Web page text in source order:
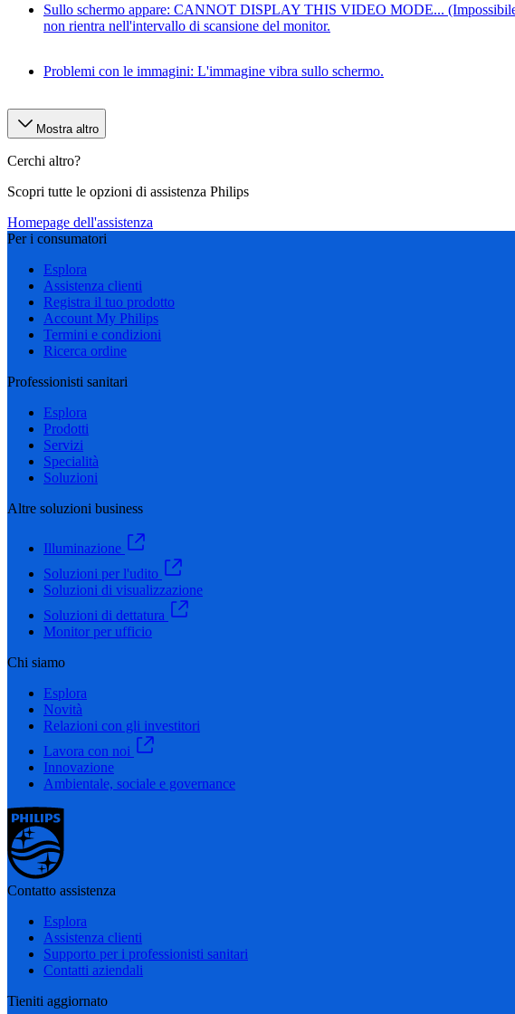
Sullo schermo appare: CANNOT DISPLAY THIS VIDEO MODE... (Impossibile
non rientra nell'intervallo di scansione del monitor.
Problemi con le immagini: L'immagine vibra sullo schermo.
Mostra altro
Cerchi altro?
Scopri tutte le opzioni di assistenza Philips
Homepage dell'assistenza
Per i consumatori
Esplora
Assistenza clienti
Registra il tuo prodotto
Account My Philips
Termini e condizioni
Ricerca ordine
Professionisti sanitari
Esplora
Prodotti
Servizi
Specialità
Soluzioni
Altre soluzioni business
Illuminazione
Soluzioni per l'udito
Soluzioni di visualizzazione
Soluzioni di dettatura
Monitor per ufficio
Chi siamo
Esplora
Novità
Relazioni con gli investitori
Lavora con noi
Innovazione
Ambientale, sociale e governance
Contatto assistenza
Esplora
Assistenza clienti
Supporto per i professionisti sanitari
Contatti aziendali
Tieniti aggiornato